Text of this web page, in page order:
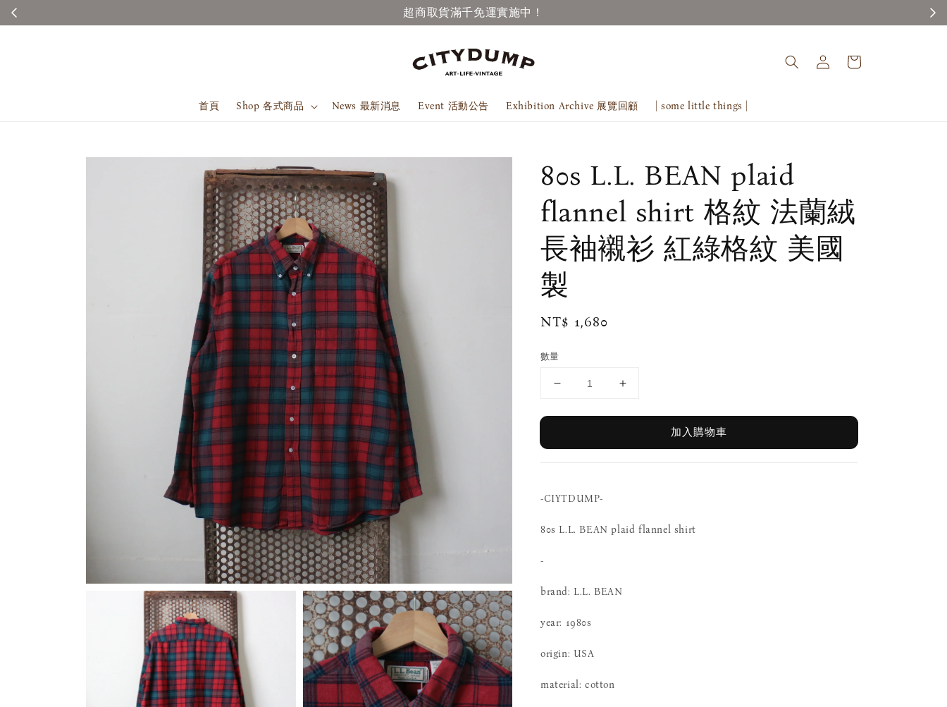
超商取貨滿千免運實施中！
首頁 Shop 各式商品 News 最新消息 Event 活動公告 Exhibition Archive 展覽回顧 | some little things |
80s L.L. BEAN plaid
flannel shirt 格紋 法蘭絨
長袖襯衫 紅綠格紋 美國
製
Regular
NT$ 1,680
數量
加入購物車
-CIYTDUMP-
80s L.L. BEAN plaid flannel shirt
-
brand: L.L. BEAN
year: 1980s
origin: USA
material: cotton